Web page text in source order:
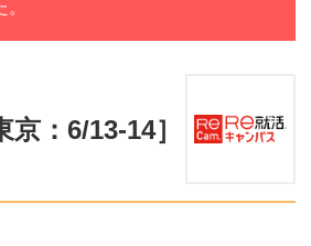
：6/13-14］